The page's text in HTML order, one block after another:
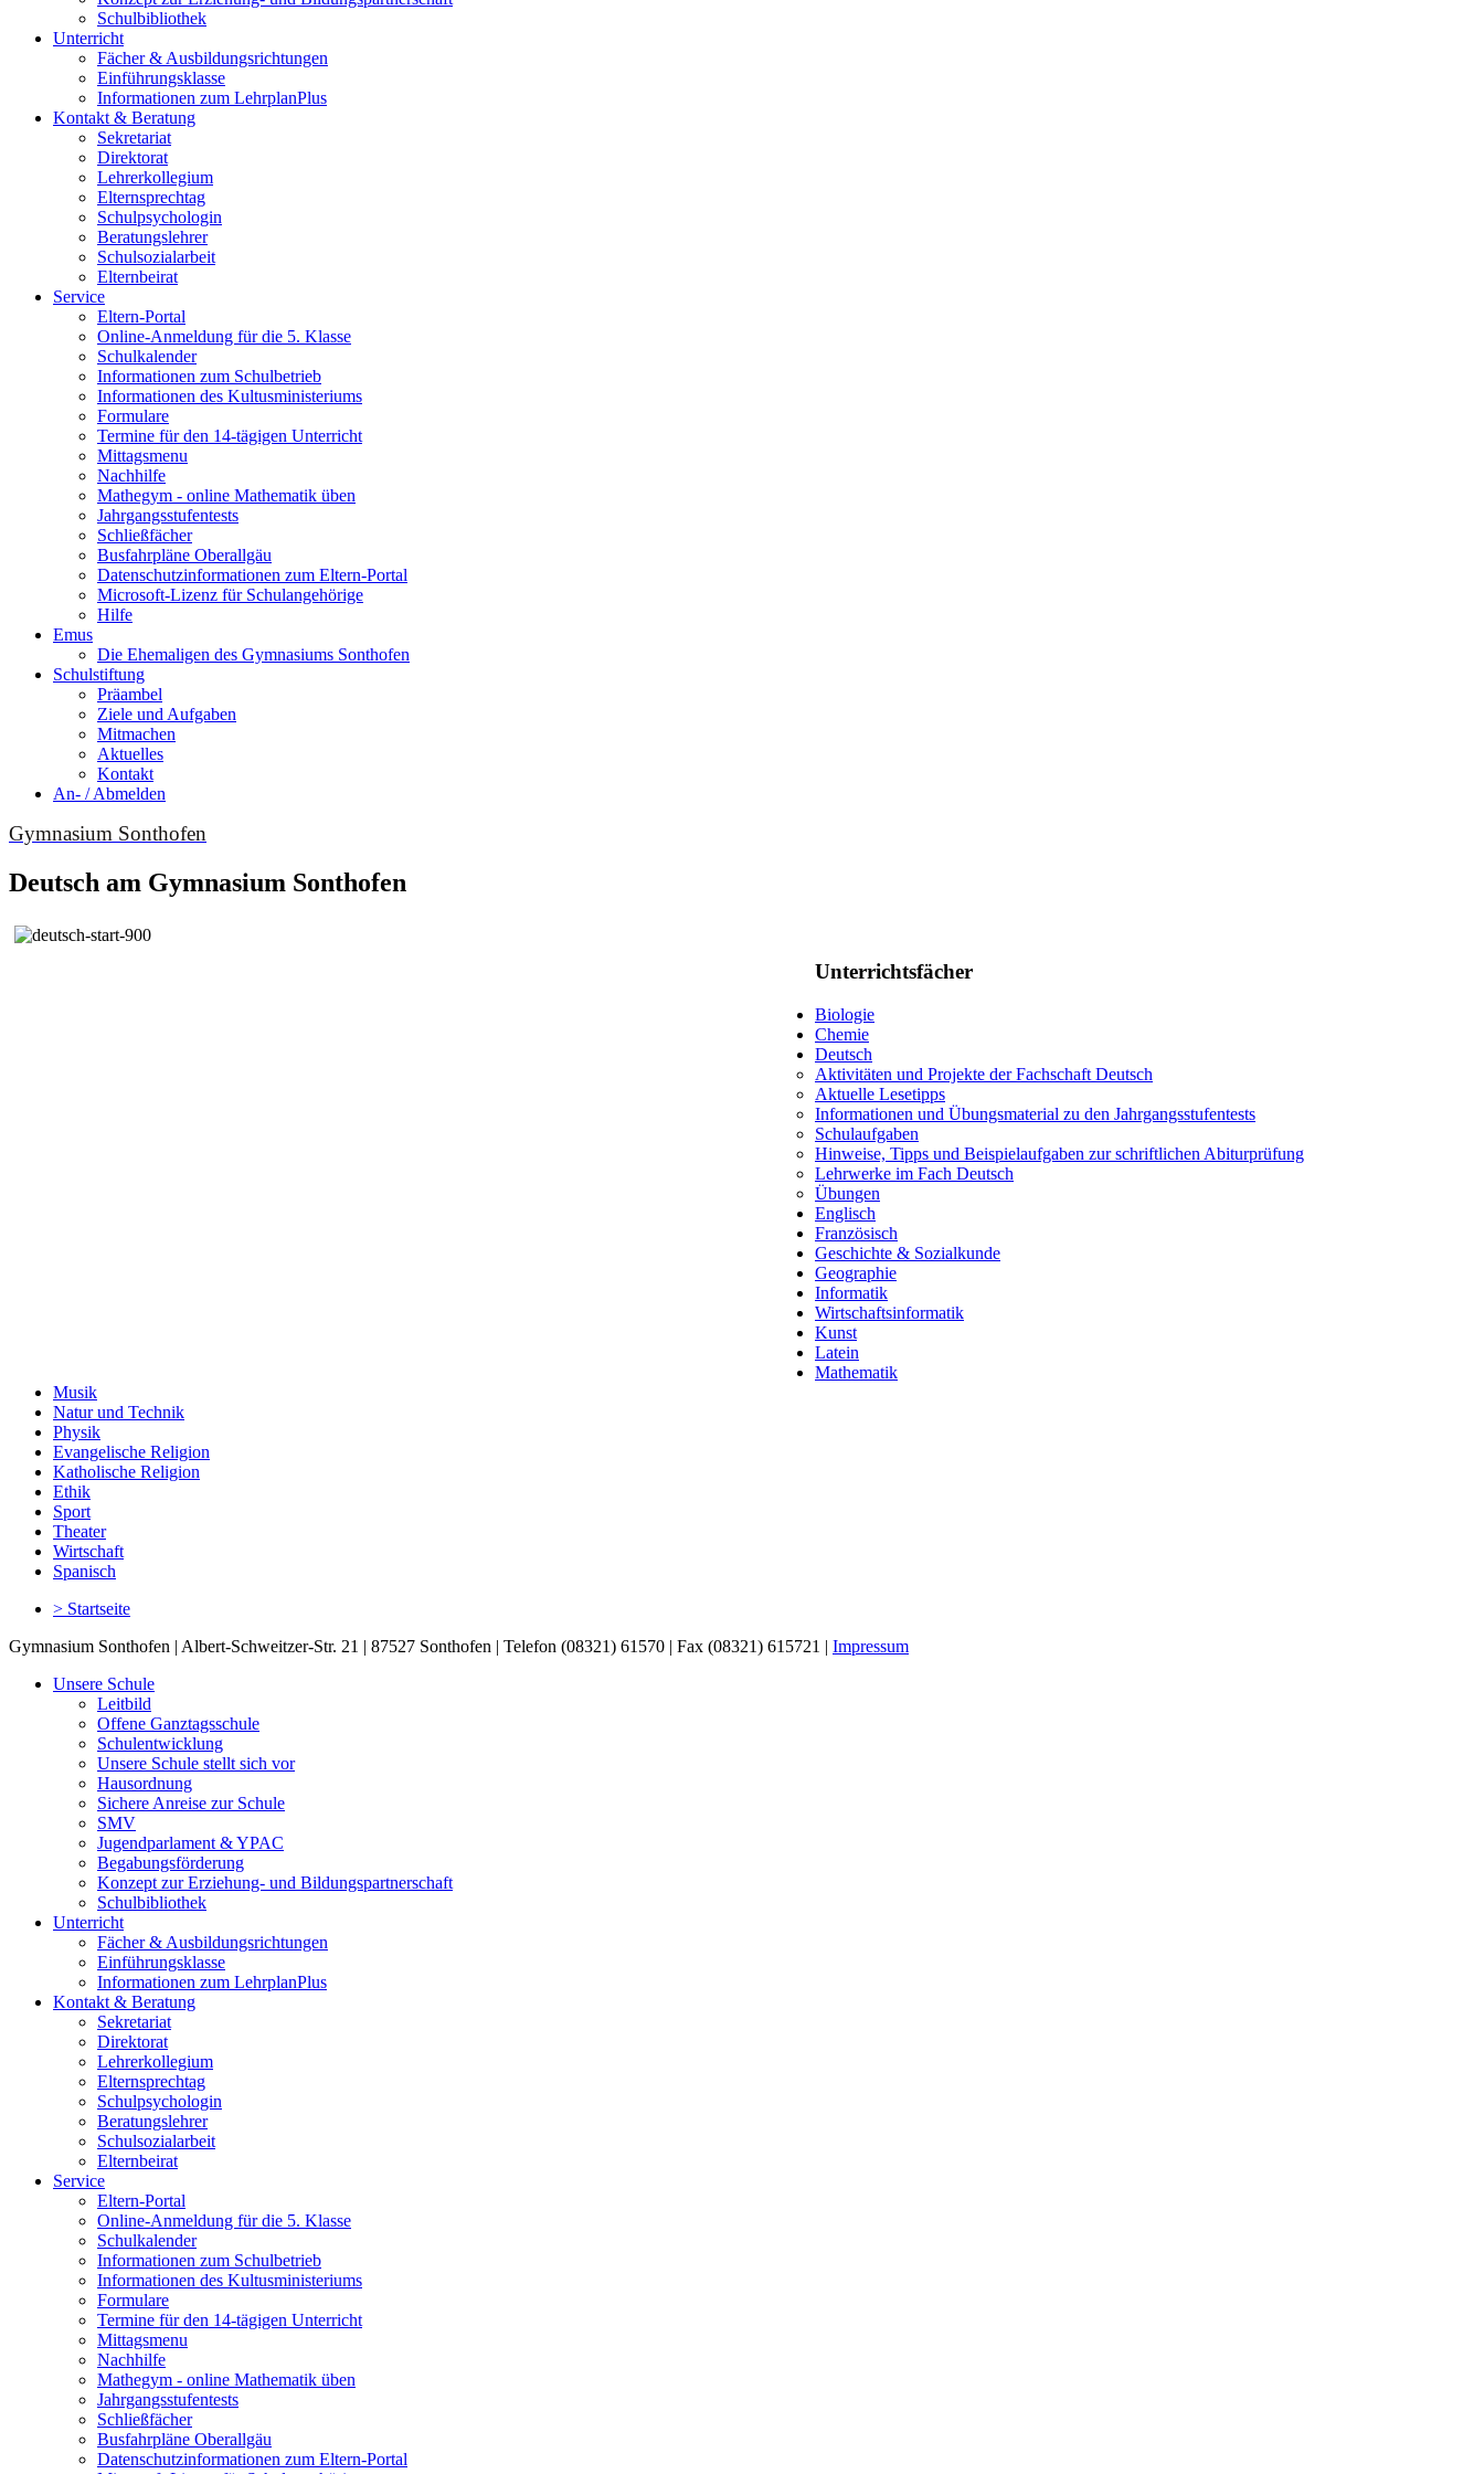
Schulbibliothek
Unterricht
Fächer & Ausbildungsrichtungen
Einführungsklasse
Informationen zum LehrplanPlus
Kontakt & Beratung
Sekretariat
Direktorat
Lehrerkollegium
Elternsprechtag
Schulpsychologin
Beratungslehrer
Schulsozialarbeit
Elternbeirat
Service
Eltern-Portal
Online-Anmeldung für die 5. Klasse
Schulkalender
Informationen zum Schulbetrieb
Informationen des Kultusministeriums
Formulare
Termine für den 14-tägigen Unterricht
Mittagsmenu
Nachhilfe
Mathegym - online Mathematik üben
Jahrgangsstufentests
Schließfächer
Busfahrpläne Oberallgäu
Datenschutzinformationen zum Eltern-Portal
Microsoft-Lizenz für Schulangehörige
Hilfe
Emus
Die Ehemaligen des Gymnasiums Sonthofen
Schulstiftung
Präambel
Ziele und Aufgaben
Mitmachen
Aktuelles
Kontakt
An- / Abmelden
Gymnasium Sonthofen
Deutsch am Gymnasium Sonthofen
Unterrichtsfächer
Biologie
Chemie
Deutsch
Aktivitäten und Projekte der Fachschaft Deutsch
Aktuelle Lesetipps
Informationen und Übungsmaterial zu den Jahrgangsstufentests
Schulaufgaben
Hinweise, Tipps und Beispielaufgaben zur schriftlichen Abiturprüfung
Lehrwerke im Fach Deutsch
Übungen
Englisch
Französisch
Geschichte & Sozialkunde
Geographie
Informatik
Wirtschaftsinformatik
Kunst
Latein
Mathematik
Musik
Natur und Technik
Physik
Evangelische Religion
Katholische Religion
Ethik
Sport
Theater
Wirtschaft
Spanisch
> Startseite
Gymnasium Sonthofen | Albert-Schweitzer-Str. 21 | 87527 Sonthofen | Telefon (08321) 61570 | Fax (08321) 615721 | Impressum
Unsere Schule
Leitbild
Offene Ganztagsschule
Schulentwicklung
Unsere Schule stellt sich vor
Hausordnung
Sichere Anreise zur Schule
SMV
Jugendparlament & YPAC
Begabungsförderung
Konzept zur Erziehung- und Bildungspartnerschaft
Schulbibliothek
Unterricht
Fächer & Ausbildungsrichtungen
Einführungsklasse
Informationen zum LehrplanPlus
Kontakt & Beratung
Sekretariat
Direktorat
Lehrerkollegium
Elternsprechtag
Schulpsychologin
Beratungslehrer
Schulsozialarbeit
Elternbeirat
Service
Eltern-Portal
Online-Anmeldung für die 5. Klasse
Schulkalender
Informationen zum Schulbetrieb
Informationen des Kultusministeriums
Formulare
Termine für den 14-tägigen Unterricht
Mittagsmenu
Nachhilfe
Mathegym - online Mathematik üben
Jahrgangsstufentests
Schließfächer
Busfahrpläne Oberallgäu
Datenschutzinformationen zum Eltern-Portal